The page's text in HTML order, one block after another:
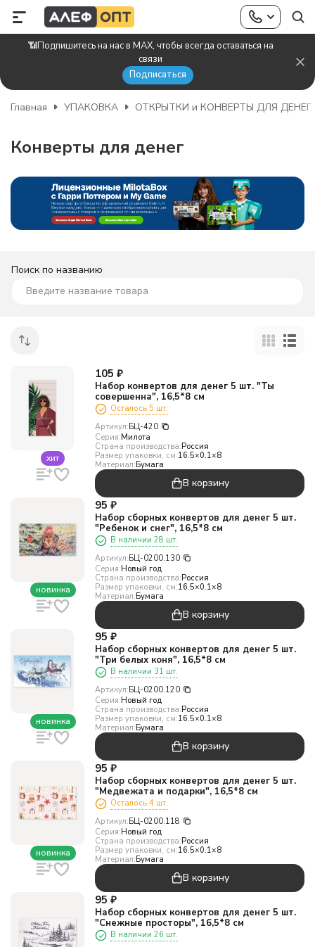
📶Подпишитесь на нас в MAX, чтобы всегда оставаться на
связи
Подписаться
Главная УПАКОВКА ОТКРЫТКИ и КОНВЕРТЫ ДЛЯ ДЕНЕГ
Конверты для денег
Поиск по названию
хит
105 ₽
Набор конвертов для денег 5 шт. "Ты
совершенна", 16,5*8 см
Осталось 5 шт.
Артикул:БЦ-420
Серия:Милота
Страна производства:Россия
Размер упаковки, см:16.5×0.1×8
Материал:Бумага
В корзину
новинка
95 ₽
Набор сборных конвертов для денег 5 шт.
"Ребенок и снег", 16,5*8 см
В наличии 28 шт.
Артикул:БЦ-0200.130
Серия:Новый год
Страна производства:Россия
Размер упаковки, см:16.5×0.1×8
Материал:Бумага
В корзину
новинка
95 ₽
Набор сборных конвертов для денег 5 шт.
"Три белых коня", 16,5*8 см
В наличии 31 шт.
Артикул:БЦ-0200.120
Серия:Новый год
Страна производства:Россия
Размер упаковки, см:16.5×0.1×8
Материал:Бумага
В корзину
новинка
95 ₽
Набор сборных конвертов для денег 5 шт.
"Медвежата и подарки", 16,5*8 см
Осталось 4 шт.
Артикул:БЦ-0200.118
Серия:Новый год
Страна производства:Россия
Размер упаковки, см:16.5×0.1×8
Материал:Бумага
В корзину
95 ₽
Набор сборных конвертов для денег 5 шт.
"Снежные просторы", 16,5*8 см
В наличии 26 шт.